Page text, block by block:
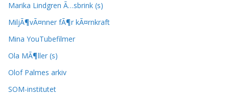
Marika Lindgren Ã…sbrink (s)
MiljÃ¶vÃ¤nner fÃ¶r kÃ¤rnkraft
Mina YouTubefilmer
Ola MÃ¶ller (s)
Olof Palmes arkiv
SOM-institutet